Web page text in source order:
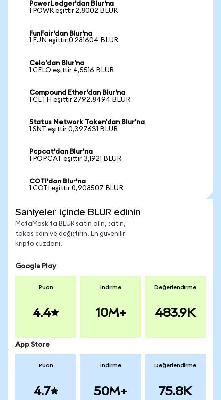
PowerLedger'dan Blur'na
1 POWR eşittir 2,8002 BLUR
FunFair'dan Blur'na
1 FUN eşittir 0,281604 BLUR
Celo'dan Blur'na
1 CELO eşittir 4,5516 BLUR
Compound Ether'dan Blur'na
1 CETH eşittir 2792,8494 BLUR
Status Network Token'dan Blur'na
1 SNT eşittir 0,397631 BLUR
Popcat'dan Blur'na
1 POPCAT eşittir 3,1921 BLUR
COTI'dan Blur'na
1 COTI eşittir 0,908507 BLUR
Saniyeler içinde BLUR edinin
MetaMask'ta BLUR satın alın, satın,
takas edin ve değiştirin. En güvenilir
kripto cüzdanı.
Google Play
Puan
4.4
İndirme
10M+
Değerlendirme
483.9K
App Store
Puan
4.7
İndirme
50M+
Değerlendirme
75.8K